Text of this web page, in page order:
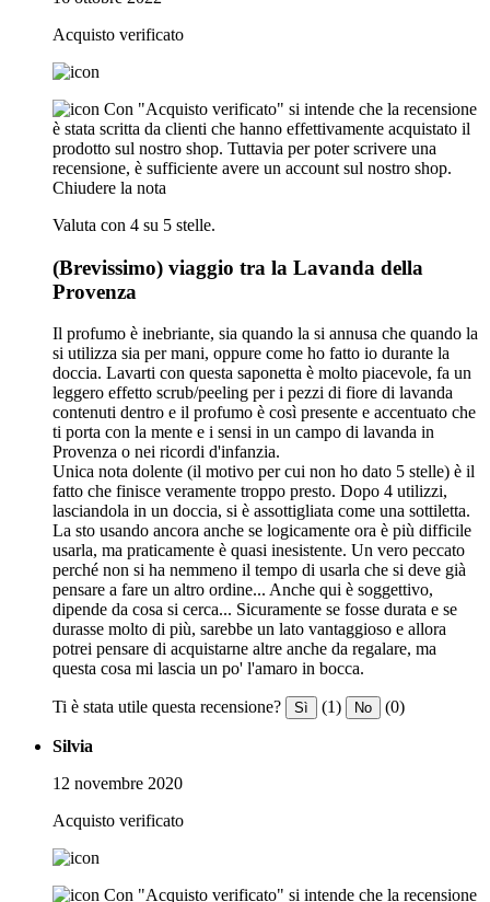
Acquisto verificato
Con "Acquisto verificato" si intende che la recensione
è stata scritta da clienti che hanno effettivamente acquistato il
prodotto sul nostro shop. Tuttavia per poter scrivere una
recensione, è sufficiente avere un account sul nostro shop.
Chiudere la nota
Valuta con 4 su 5 stelle.
(Brevissimo) viaggio tra la Lavanda della
Provenza
Il profumo è inebriante, sia quando la si annusa che quando la
si utilizza sia per mani, oppure come ho fatto io durante la
doccia. Lavarti con questa saponetta è molto piacevole, fa un
leggero effetto scrub/peeling per i pezzi di fiore di lavanda
contenuti dentro e il profumo è così presente e accentuato che
ti porta con la mente e i sensi in un campo di lavanda in
Provenza o nei ricordi d'infanzia.
Unica nota dolente (il motivo per cui non ho dato 5 stelle) è il
fatto che finisce veramente troppo presto. Dopo 4 utilizzi,
lasciandola in un doccia, si è assottigliata come una sottiletta.
La sto usando ancora anche se logicamente ora è più difficile
usarla, ma praticamente è quasi inesistente. Un vero peccato
perché non si ha nemmeno il tempo di usarla che si deve già
pensare a fare un altro ordine... Anche qui è soggettivo,
dipende da cosa si cerca... Sicuramente se fosse durata e se
durasse molto di più, sarebbe un lato vantaggioso e allora
potrei pensare di acquistarne altre anche da regalare, ma
questa cosa mi lascia un po' l'amaro in bocca.
Ti è stata utile questa recensione? Sì (1) No (0)
Silvia
12 novembre 2020
Acquisto verificato
Con "Acquisto verificato" si intende che la recensione